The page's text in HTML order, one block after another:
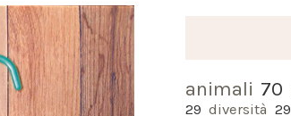
animali 70
29 diversità 29